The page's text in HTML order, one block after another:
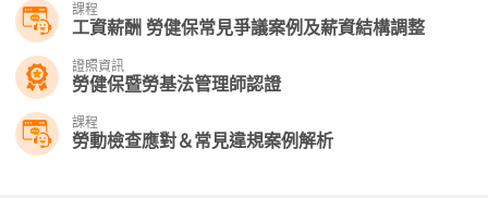
課程
工資薪酬 勞健保常見爭議案例及薪資結構調整
證照資訊
勞健保暨勞基法管理師認證
課程
勞動檢查應對＆常見違規案例解析